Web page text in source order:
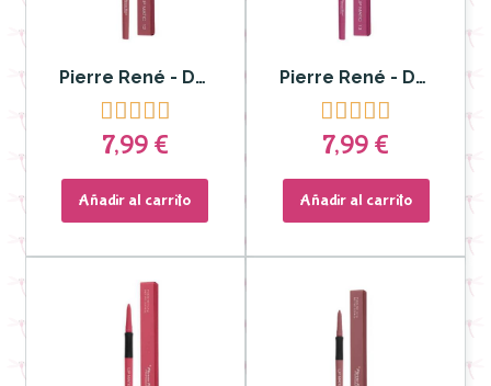
Pierre René - Delineador y Labial Lip Matic nº 12

7,99 €
Añadir al carrito
Pierre René - Delineador y Labial Lip Matic nº 13

7,99 €
Añadir al carrito